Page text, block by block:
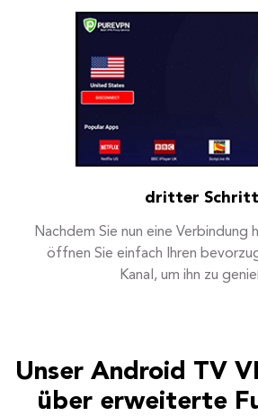
dritter Schritt
Nachdem Sie nun eine
öffnen Sie einfach Ihren
Kanal, um ihn zu
Unser Android TV
über erweiterte